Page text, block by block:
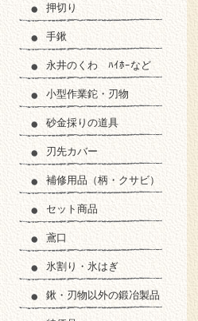
押切り
手鍬
永井のくわ ﾊｲﾎｰなど
小型作業鉈・刃物
砂金採りの道具
刃先カバー
補修用品（柄・クサビ）
セット商品
鳶口
氷割り・氷はぎ
鍬・刃物以外の鍛冶製品